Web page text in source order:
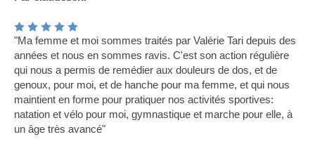
"Ma femme et moi sommes traités par Valérie Tari depuis des
années et nous en sommes ravis. C'est son action régulière
qui nous a permis de remédier aux douleurs de dos, et de
genoux, pour moi, et de hanche pour ma femme, et qui nous
maintient en forme pour pratiquer nos activités sportives:
natation et vélo pour moi, gymnastique et marche pour elle, à
un âge très avancé"